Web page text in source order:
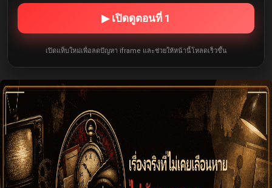
▶ เปิดดูตอนที่ 1
เปิดแท็บใหม่เพื่อลดปัญหา iframe และช่วยให้หน้านี้โหลดเร็วขึ้น